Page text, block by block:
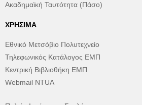
Ακαδημαϊκή Ταυτότητα (Πάσο)
ΧΡΉΣΙΜΑ
Εθνικό Μετσόβιο Πολυτεχνείο
Τηλεφωνικός Κατάλογος ΕΜΠ
Κεντρική Βιβλιοθήκη ΕΜΠ
Webmail NTUA